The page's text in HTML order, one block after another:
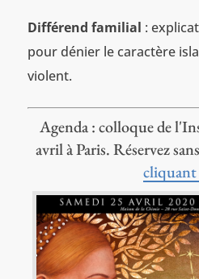
Différend familial :
pour dénier le caractère
violent.
Agenda : colloque de
avril à Paris. Réservez